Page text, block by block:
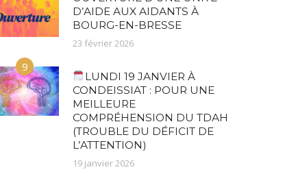
D’AIDE AUX AIDANTS À
BOURG-EN-BRESSE
23 février 2026
9
LUNDI 19 JANVIER À
CONDEISSIAT : POUR UNE
MEILLEURE
COMPRÉHENSION DU TDAH
(TROUBLE DU DÉFICIT DE
L’ATTENTION)
19 janvier 2026